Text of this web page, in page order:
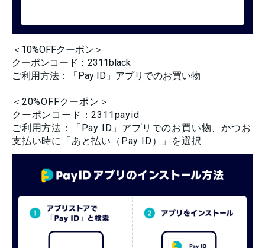
＜10%OFFクーポン＞
クーポンコード：2311black
ご利用方法：「Pay ID」アプリでのお買い物
＜20%OFFクーポン＞
クーポンコード：2311payid
ご利用方法：「Pay ID」アプリでのお買い物、かつお
支払い時に「あと払い（Pay ID）」を選択